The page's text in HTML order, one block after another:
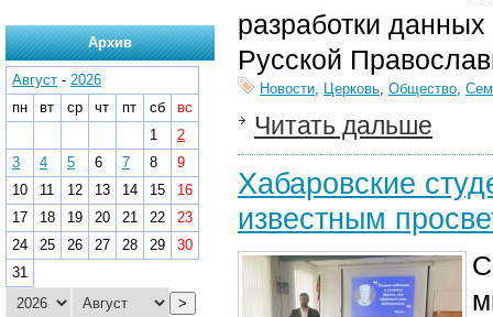
разработки
Русской
Новости, Церковь, Общество,
Читать дальше
Хабаровские
известным
Архив
Август - 2026
пн
вт ср чт пт сб
вс
1
2
3
4 5 6 7 8
9
10
11 12 13 14 15
16
17
18 19 20 21 22
23
24
25 26 27 28 29
30
31
>